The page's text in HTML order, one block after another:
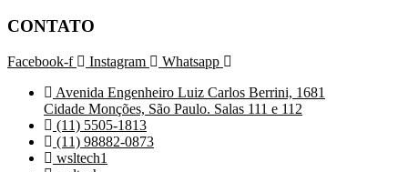
CONTATO
Facebook-f Instagram
Whatsapp
Avenida Engenheiro Luiz Carlos Berrini, 1681
Cidade Monções, São Paulo. Salas 111 e 112
(11) 5505-1813
(11) 98882-0873
wsltech1